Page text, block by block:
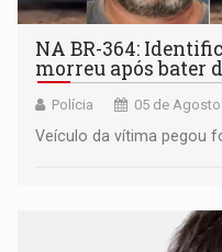
NA BR-364:
morreu após bater
Polícia 05 de Agosto
Veículo da vítima pegou